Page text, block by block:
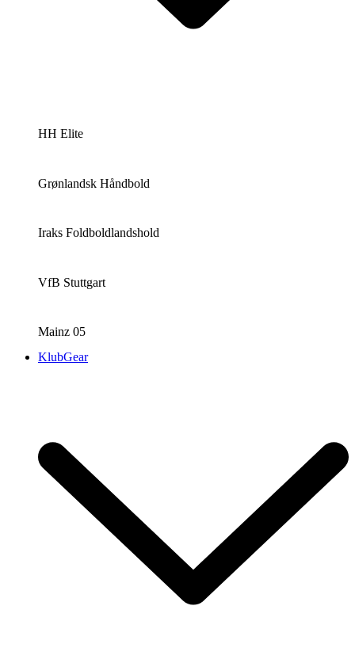
HH Elite
Grønlandsk Håndbold
Iraks Foldboldlandshold
VfB Stuttgart
Mainz 05
KlubGear